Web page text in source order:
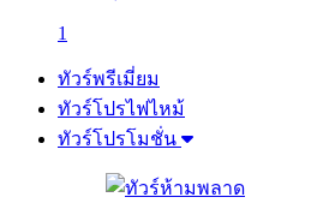
1
ทัวร์พรีเมี่ยม
ทัวร์โปรไฟไหม้
ทัวร์โปรโมชั่น